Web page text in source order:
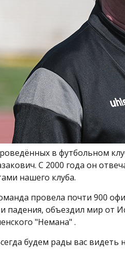
в футбольном
С 2000 года он
нашего клуба.
провела почти 900
падения, объездил мир от
"Немана" .
будем рады вас видеть